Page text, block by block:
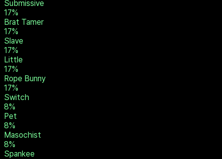
Humiliator
25%
Spanker
25%
Degradee
25%
Brat
25%
Submissive
17%
Brat Tamer
17%
Slave
17%
Little
17%
Rope Bunny